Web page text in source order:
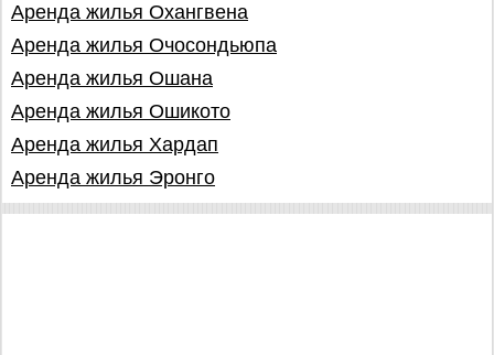
Аренда жилья Охангвена
Аренда жилья Очосондьюпа
Аренда жилья Ошана
Аренда жилья Ошикото
Аренда жилья Хардап
Аренда жилья Эронго